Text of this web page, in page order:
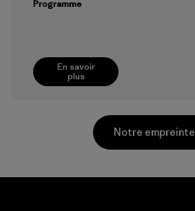
En savoir
plus
Programme
Notre empreinte